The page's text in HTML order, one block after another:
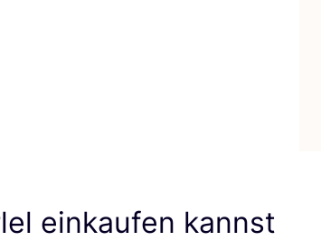
einkaufen kannst